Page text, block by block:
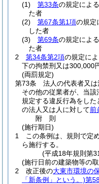
(1)
第33条の規定によ
た者
(2)
第67条第1項の規定
した者
(3)
第69条の規定によ
た者
2
第34条第2項の規定に
下の拘禁刑又は300,000
(両罰規定)
第73条
法人の代表者又
その他の従業者が、当該
規定する違反行為をし
の法人又は人に対して前
附 則
(施行期日)
1
この条例は、規則で定
ら施行する。
(平成18年規則第
(施行日前の建築物等の
2
改正後の大東市環境の
「新条例」という。)第